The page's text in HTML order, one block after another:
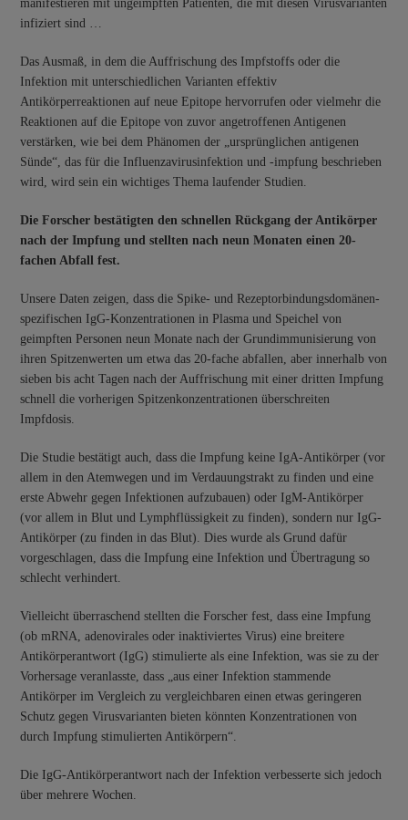
manifestieren mit ungeimpften Patienten, die mit diesen Virusvarianten
infiziert sind …
Das Ausmaß, in dem die Auffrischung des Impfstoffs oder die
Infektion mit unterschiedlichen Varianten effektiv
Antikörperreaktionen auf neue Epitope hervorrufen oder vielmehr die
Reaktionen auf die Epitope von zuvor angetroffenen Antigenen
verstärken, wie bei dem Phänomen der „ursprünglichen antigenen
Sünde“, das für die Influenzavirusinfektion und -impfung beschrieben
wird, wird sein ein wichtiges Thema laufender Studien.
Die Forscher bestätigten den schnellen Rückgang der Antikörper
nach der Impfung und stellten nach neun Monaten einen 20-
fachen Abfall fest.
Unsere Daten zeigen, dass die Spike- und Rezeptorbindungsdomänen-
spezifischen IgG-Konzentrationen in Plasma und Speichel von
geimpften Personen neun Monate nach der Grundimmunisierung von
ihren Spitzenwerten um etwa das 20-fache abfallen, aber innerhalb von
sieben bis acht Tagen nach der Auffrischung mit einer dritten Impfung
schnell die vorherigen Spitzenkonzentrationen überschreiten
Impfdosis.
Die Studie bestätigt auch, dass die Impfung keine IgA-Antikörper (vor
allem in den Atemwegen und im Verdauungstrakt zu finden und eine
erste Abwehr gegen Infektionen aufzubauen) oder IgM-Antikörper
(vor allem in Blut und Lymphflüssigkeit zu finden), sondern nur IgG-
Antikörper (zu finden in das Blut). Dies wurde als Grund dafür
vorgeschlagen, dass die Impfung eine Infektion und Übertragung so
schlecht verhindert.
Vielleicht überraschend stellten die Forscher fest, dass eine Impfung
(ob mRNA, adenovirales oder inaktiviertes Virus) eine breitere
Antikörperantwort (IgG) stimulierte als eine Infektion, was sie zu der
Vorhersage veranlasste, dass „aus einer Infektion stammende
Antikörper im Vergleich zu vergleichbaren einen etwas geringeren
Schutz gegen Virusvarianten bieten könnten Konzentrationen von
durch Impfung stimulierten Antikörpern“.
Die IgG-Antikörperantwort nach der Infektion verbesserte sich jedoch
über mehrere Wochen.